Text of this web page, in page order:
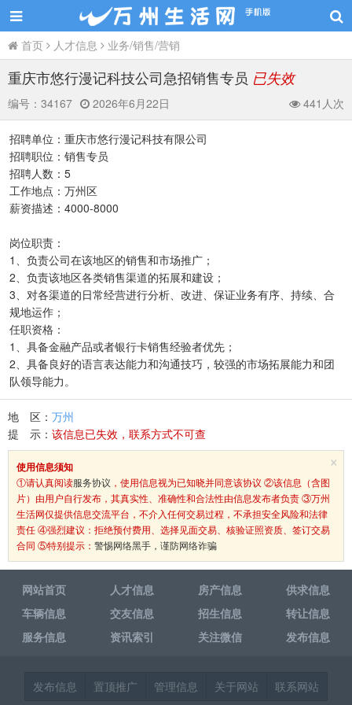
首页 人才信息 业务/销售/营销
重庆市悠行漫记科技公司急招销售专员 已失效
编号： 34167 2026年6月22日 441人次
招聘单位：重庆市悠行漫记科技有限公司
招聘职位：销售专员
招聘人数：5
工作地点：万州区
薪资描述：4000-8000
岗位职责：
1、负责公司在该地区的销售和市场推广；
2、负责该地区各类销售渠道的拓展和建设；
3、对各渠道的日常经营进行分析、改进、保证业务有序、持续、合
规地运作；
任职资格：
1、具备金融产品或者银行卡销售经验者优先；
2、具备良好的语言表达能力和沟通技巧，较强的市场拓展能力和团
队领导能力。
地 区： 万州
提 示： 该信息已失效，联系方式不可查
×
使用信息须知
①请认真阅读服务协议 ，使用信息视为已知晓并同意该协议 ②该信息（含图
片）由用户自行发布，其真实性、准确性和合法性由信息发布者负责 ③万州
生活网仅提供信息交流平台，不介入任何交易过程，不承担安全风险和法律
责任 ④强烈建议：拒绝预付费用、选择见面交易、核验证照资质、签订交易
合同 ⑤特别提示： 警惕网络黑手，谨防网络诈骗
网站首页 人才信息 房产信息
供求信息
车辆信息
交友信息 招生信息
转让信息
服务信息
资讯索引 关注微信 发布信息
发布信息 置顶推广 管理信息 关于网站 联系网站